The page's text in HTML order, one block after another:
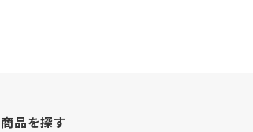
商品を探す